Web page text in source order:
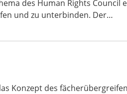
des Human Rights
und zu unterbinden. Der…
Konzept des